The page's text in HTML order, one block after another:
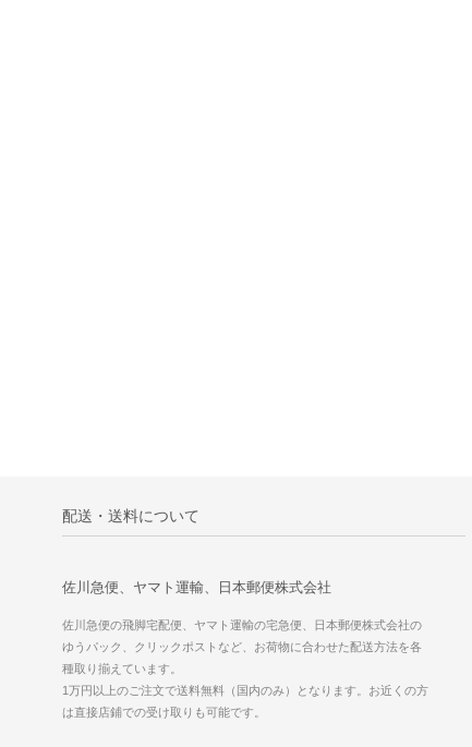
配送・送料について
佐川急便、ヤマト運輸、日本郵便株式会社
佐川急便の飛脚宅配便、ヤマト運輸の宅急便、日本郵便株式会社の
ゆうパック、クリックポストなど、お荷物に合わせた配送方法を各
種取り揃えています。
1万円以上のご注文で送料無料（国内のみ）となります。お近くの方
は直接店鋪での受け取りも可能です。